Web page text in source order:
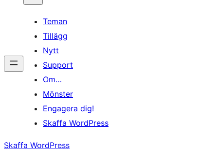
Teman
Tillägg
Nytt
Support
Om…
Mönster
Engagera dig!
Skaffa WordPress
Skaffa WordPress